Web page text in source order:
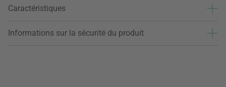
Caractéristiques
Informations sur la sécurité du produit